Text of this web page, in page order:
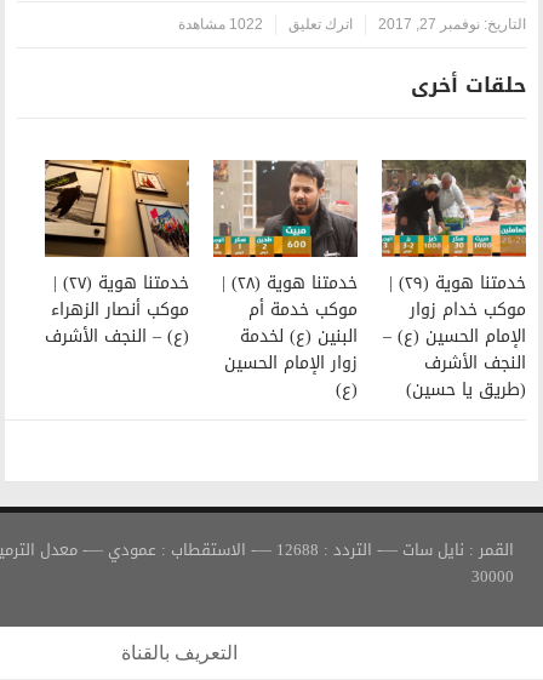
اترك تعليق 1022 مشاهدة
خدمتنا هوية (٢٨) |
موكب خدمة أم
البنين (ع) لخدمة
زوار الإمام الحسين
(ع)
خدمتنا هوية (٢٧) |
موكب أنصار الزهراء
(ع) – النجف الأشرف
القمر : نايل سات —- التردد : 12688 —- الاستقطاب : عمودي —- معدل الترميز :